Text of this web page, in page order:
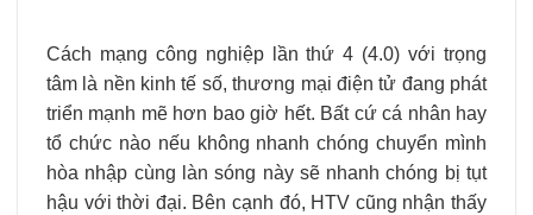
Cách mạng công nghiệp lần thứ 4 (4.0) với trọng
tâm là nền kinh tế số, thương mại điện tử đang phát
triển mạnh mẽ hơn bao giờ hết. Bất cứ cá nhân hay
tổ chức nào nếu không nhanh chóng chuyển mình
hòa nhập cùng làn sóng này sẽ nhanh chóng bị tụt
hậu với thời đại. Bên cạnh đó, HTV cũng nhận thấy